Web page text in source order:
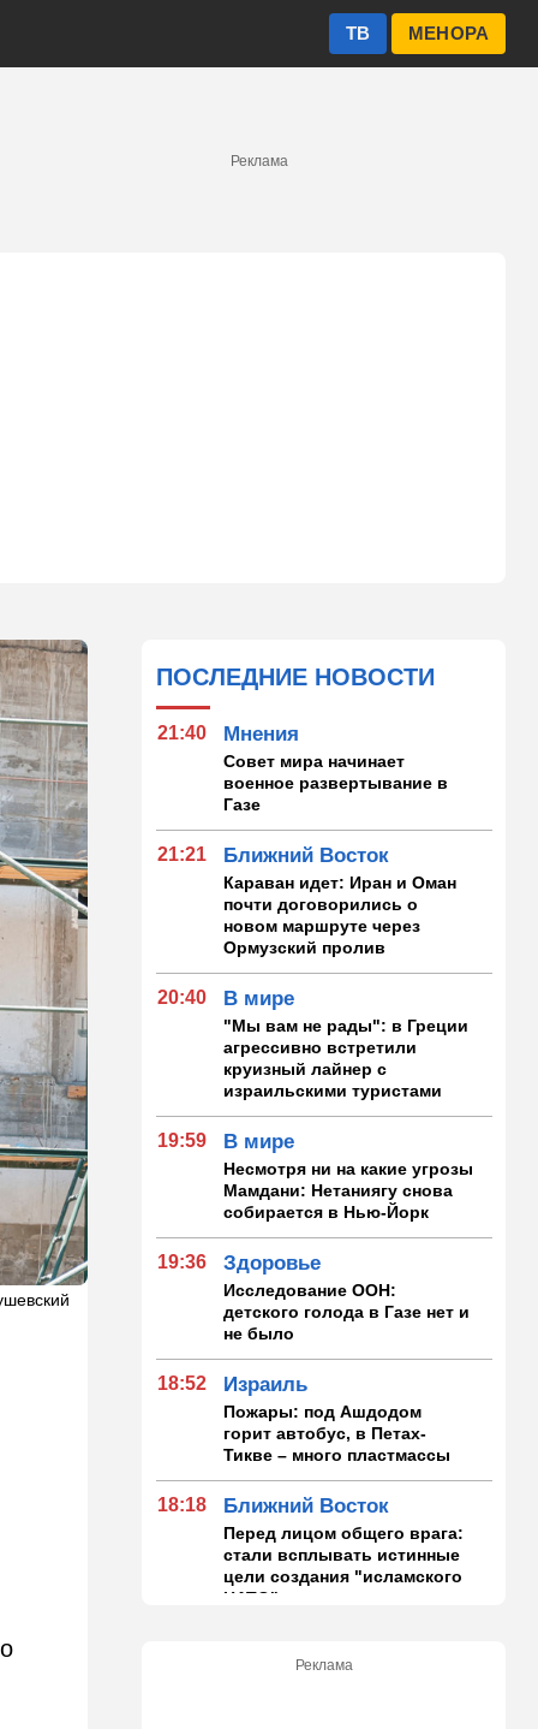
МЕНОРА
ТВ
Реклама
ПОСЛЕДНИЕ НОВОСТИ
21:40 Мнения
Совет мира начинает
военное развертывание в
Газе
21:21 Ближний Восток
Караван идет: Иран и Оман
почти договорились о
новом маршруте через
Ормузский пролив
20:40 В мире
"Мы вам не рады": в Греции
агрессивно встретили
круизный лайнер с
израильскими туристами
19:59 В мире
Несмотря ни на какие угрозы
Мамдани: Нетаниягу снова
собирается в Нью-Йорк
19:36 Здоровье
Исследование ООН:
детского голода в Газе нет и
не было
18:52 Израиль
Пожары: под Ашдодом
горит автобус, в Петах-
Тикве – много пластмассы
18:18 Ближний Восток
Перед лицом общего врага:
стали всплывать истинные
цели создания "исламского
НАТО"
Три счастливые восьмерки
Реклама